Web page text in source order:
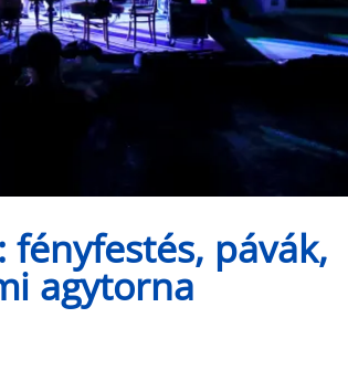
fényfestés, pávák,
agytorna